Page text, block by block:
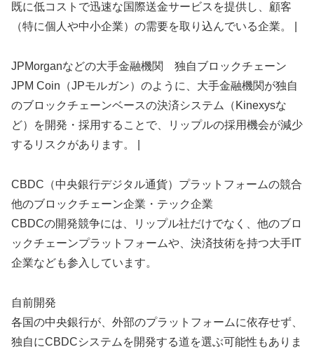
既に低コストで迅速な国際送金サービスを提供し、顧客
（特に個人や中小企業）の需要を取り込んでいる企業。 |
JPMorganなどの大手金融機関 独自ブロックチェーン
JPM Coin（JPモルガン）のように、大手金融機関が独自
のブロックチェーンベースの決済システム（Kinexysな
ど）を開発・採用することで、リップルの採用機会が減少
するリスクがあります。 |
CBDC（中央銀行デジタル通貨）プラットフォームの競合
他のブロックチェーン企業・テック企業
CBDCの開発競争には、リップル社だけでなく、他のブロ
ックチェーンプラットフォームや、決済技術を持つ大手IT
企業なども参入しています。
自前開発
各国の中央銀行が、外部のプラットフォームに依存せず、
独自にCBDCシステムを開発する道を選ぶ可能性もありま